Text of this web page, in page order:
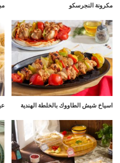
مكرونة النجرسكو
اسياخ شيش الطاووك بالخلطة الهندية